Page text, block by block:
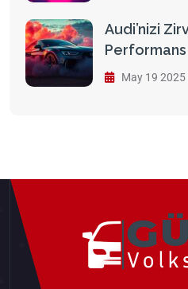
Audi’nizi
Performans
May 19 2025